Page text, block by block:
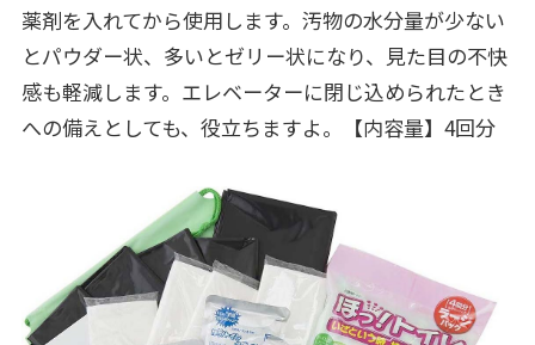
薬剤を入れてから使用します。汚物の水分量が少ない
とパウダー状、多いとゼリー状になり、見た目の不快
感も軽減します。エレベーターに閉じ込められたとき
への備えとしても、役立ちますよ。【内容量】4回分